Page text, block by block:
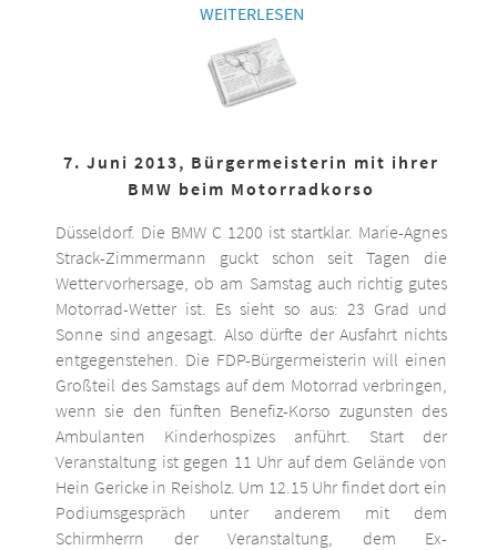
WEITERLESEN
7. Juni 2013, Bürgermeisterin mit ihrer
BMW beim Motorradkorso
Düsseldorf. Die BMW C 1200 ist startklar. Marie-Agnes
Strack-Zimmermann guckt schon seit Tagen die
Wettervorhersage, ob am Samstag auch richtig gutes
Motorrad-Wetter ist. Es sieht so aus: 23 Grad und
Sonne sind angesagt. Also dürfte der Ausfahrt nichts
entgegenstehen. Die FDP-Bürgermeisterin will einen
Großteil des Samstags auf dem Motorrad verbringen,
wenn sie den fünften Benefiz-Korso zugunsten des
Ambulanten Kinderhospizes anführt. Start der
Veranstaltung ist gegen 11 Uhr auf dem Gelände von
Hein Gericke in Reisholz. Um 12.15 Uhr findet dort ein
Podiumsgespräch unter anderem mit dem
Schirmherrn der Veranstaltung, dem Ex-